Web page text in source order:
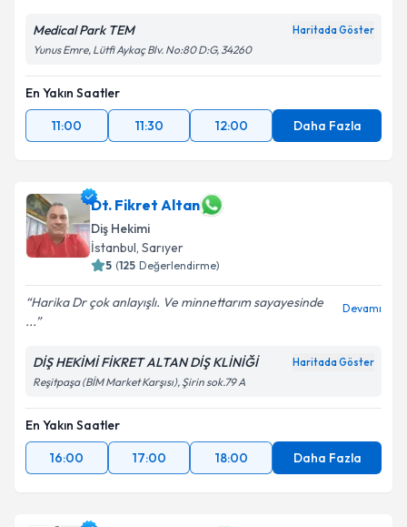
Medical Park TEM Haritada Göster
Yunus Emre, Lütfi Aykaç Blv. No:80 D:G, 34260
En Yakın Saatler
11:00
11:30 12:00 Daha Fazla
Dt. Fikret Altan
Diş Hekimi
İstanbul, Sarıyer
5 (125 Değerlendirme)
Harika Dr çok anlayışlı. Ve minnettarım sayayesinde
...
Devamı
DİŞ HEKİMİ FİKRET ALTAN DİŞ KLİNİĞİ Haritada Göster
Reşitpaşa (BİM Market Karşısı), Şirin sok.79 A
En Yakın Saatler
16:00
17:00 18:00 Daha Fazla